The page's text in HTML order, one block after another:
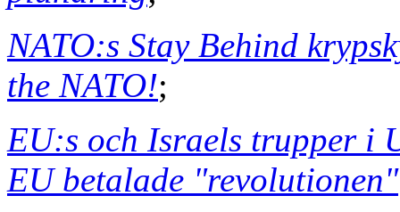
NATO:s Stay Behind
the NATO!;
EU:s och Israels trupper i
EU betalade "revolutionen"